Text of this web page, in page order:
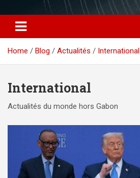
Home Blog Actualités International
International
Actualités du monde hors Gabon